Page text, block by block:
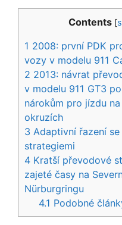
Contents [
1 2008: první PDK
vozy v modelu 911
2 2013: návrat
v modelu 911 GT3
nárokům pro jízdu
okruzích
3 Adaptivní řazení
strategiemi
4 Kratší převodové
zajeté časy na
Nürburgringu
4.1 Podobné